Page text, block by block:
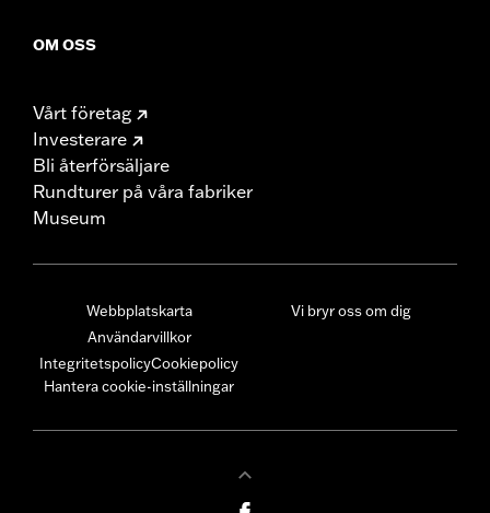
OM OSS
Vårt företag
Investerare
Bli återförsäljare
Rundturer på våra fabriker
Museum
Webbplatskarta
Användarvillkor
IntegritetspolicyCookiepolicy
Hantera cookie-inställningar
Vi bryr oss om dig